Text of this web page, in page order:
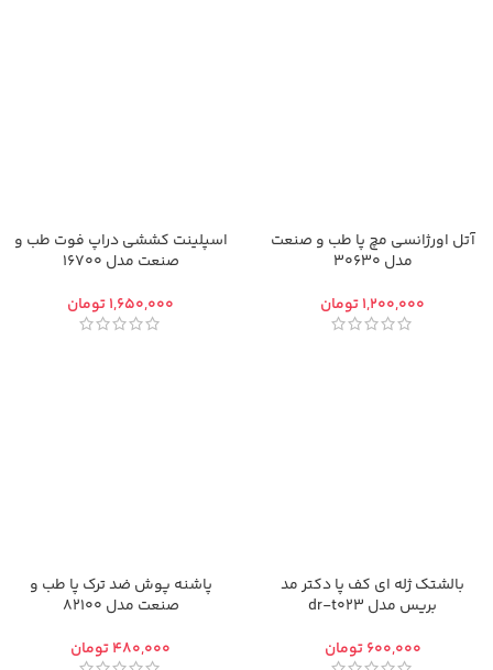
آتل اورژانسی مچ پا طب و صنعت
مدل 30630
تومان
اسپلینت کششی دراپ فوت طب و
صنعت مدل 16700
تومان
بالشتک ژله ای کف پا دکتر مد
بریس مدل dr-t023
تومان
پاشنه پوش ضد ترک پا طب و
صنعت مدل 82100
تومان